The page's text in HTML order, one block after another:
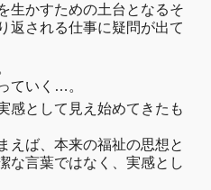
生かすための土台となるそ
返される仕事に疑問が出て
ていく…。
感として見え始めてきたも
えば、本来の福祉の思想と
な言葉ではなく、実感とし